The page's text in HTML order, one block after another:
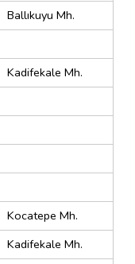
Ballıkuyu Mh.
Kadifekale Mh.
Kocatepe Mh.
Kadifekale Mh.